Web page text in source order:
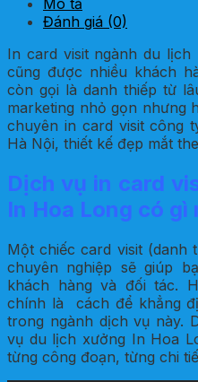
Đánh giá (0)
In card visit ngành du
cũng được nhiều khách
còn gọi là danh thiếp từ
marketing nhỏ gọn nhưng
chuyên in card visit công
Hà Nội, thiết kế đẹp mắt
Dịch vụ in card
In Hoa Long có gì
Một chiếc card visit (danh
chuyên nghiệp sẽ giúp
khách hàng và đối tác.
chính là cách để khẳng
trong ngành dịch vụ này.
vụ du lịch xưởng In Hoa
từng công đoạn, từng chi